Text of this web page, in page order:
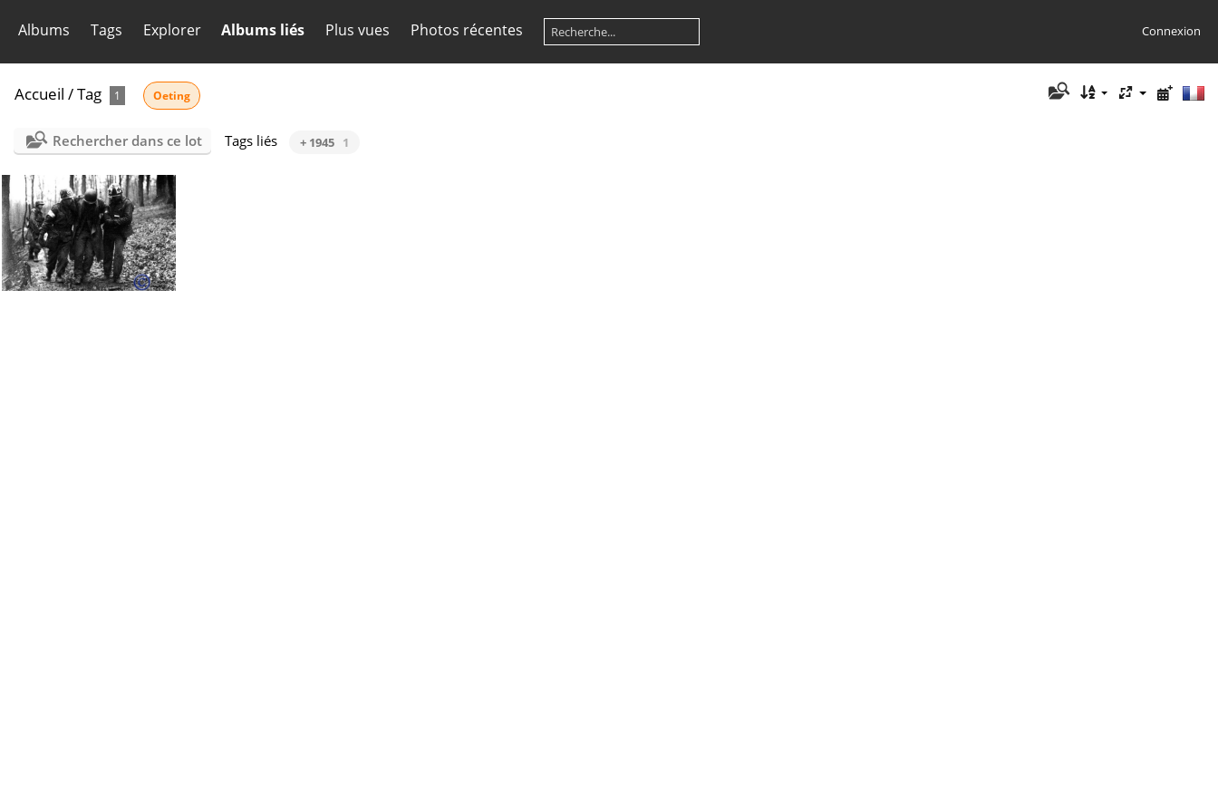
Albums Tags Explorer Albums liés Plus vues Photos récentes Connexion
Accueil /Tag 1 Oeting
Rechercher dans ce lot Tags liés + 1945 1